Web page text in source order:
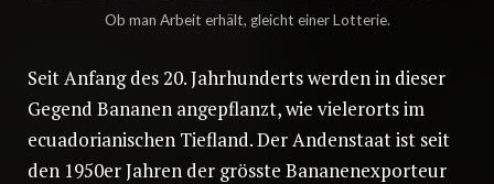
Ob man Arbeit erhält, gleicht einer Lotterie.
Seit Anfang des 20. Jahrhunderts werden in dieser
Gegend Bananen angepflanzt, wie vielerorts im
ecuadorianischen Tiefland. Der Andenstaat ist seit
den 1950er Jahren der grösste Bananenexporteur